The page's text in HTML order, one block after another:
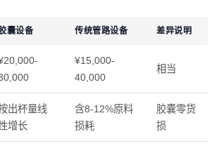
囊设备 传统管路设备 差异说明
¥15,000-
40,000
相当
出杯量线
增长
含8-12%原料
损耗
胶囊零货
损